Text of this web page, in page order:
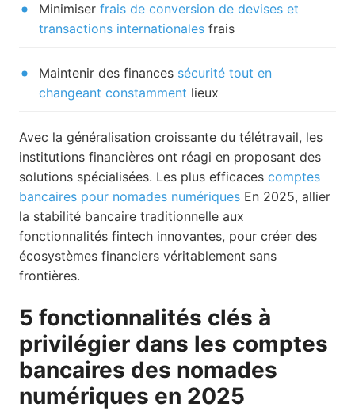
Minimiser frais de conversion de devises et
transactions internationales frais
Maintenir des finances sécurité tout en
changeant constamment lieux
Avec la généralisation croissante du télétravail, les
institutions financières ont réagi en proposant des
solutions spécialisées. Les plus efficaces comptes
bancaires pour nomades numériques En 2025, allier
la stabilité bancaire traditionnelle aux
fonctionnalités fintech innovantes, pour créer des
écosystèmes financiers véritablement sans
frontières.
5 fonctionnalités clés à
privilégier dans les comptes
bancaires des nomades
numériques en 2025